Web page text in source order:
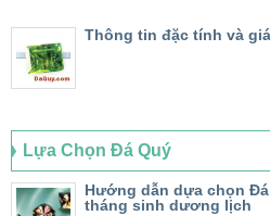
Thông tin đặc tính và
Lựa Chọn Đá Quý
Hướng dẫn dựa chọn
tháng sinh dương lịch